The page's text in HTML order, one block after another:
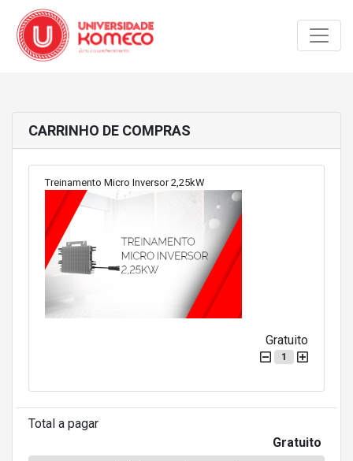
CARRINHO DE COMPRAS
Treinamento Micro Inversor 2,25kW
Gratuito
1
Total a pagar
Gratuito